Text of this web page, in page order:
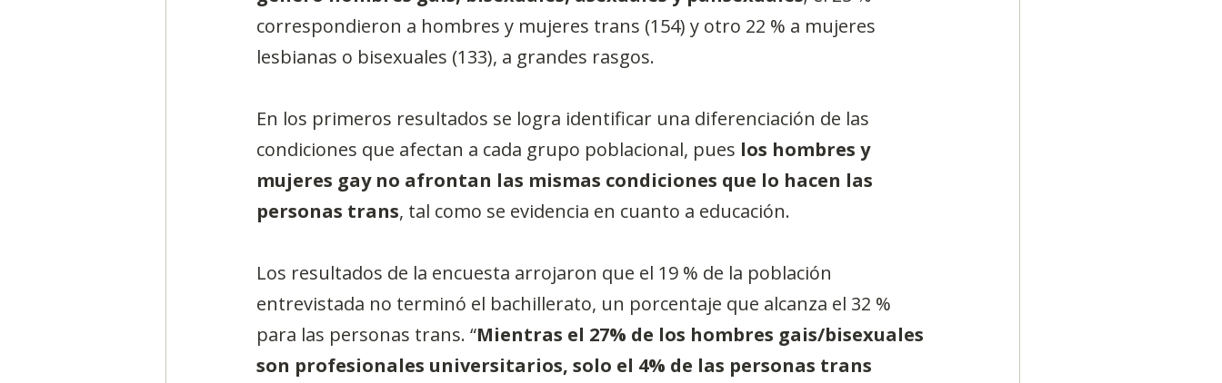
correspondieron a hombres y mujeres trans (154) y otro 22 % a mujeres
lesbianas o bisexuales (133), a grandes rasgos.
En los primeros resultados se logra identificar una diferenciación de las
condiciones que afectan a cada grupo poblacional, pues los hombres y
mujeres gay no afrontan las mismas condiciones que lo hacen las
personas trans, tal como se evidencia en cuanto a educación.
Los resultados de la encuesta arrojaron que el 19 % de la población
entrevistada no terminó el bachillerato, un porcentaje que alcanza el 32 %
para las personas trans. “Mientras el 27% de los hombres gais/bisexuales
son profesionales universitarios, solo el 4% de las personas trans